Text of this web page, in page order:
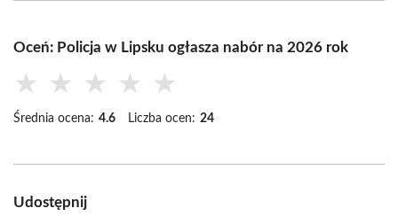
Oceń: Policja w Lipsku ogłasza nabór na 2026 rok
★ ★ ★ ★ ★
Średnia ocena: 4.6 Liczba ocen: 24
Udostępnij